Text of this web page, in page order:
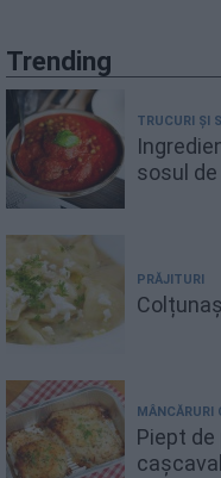
Trending
TRUCURI ȘI
sosul
PRĂJITURI
MÂNCĂRURI
Piept